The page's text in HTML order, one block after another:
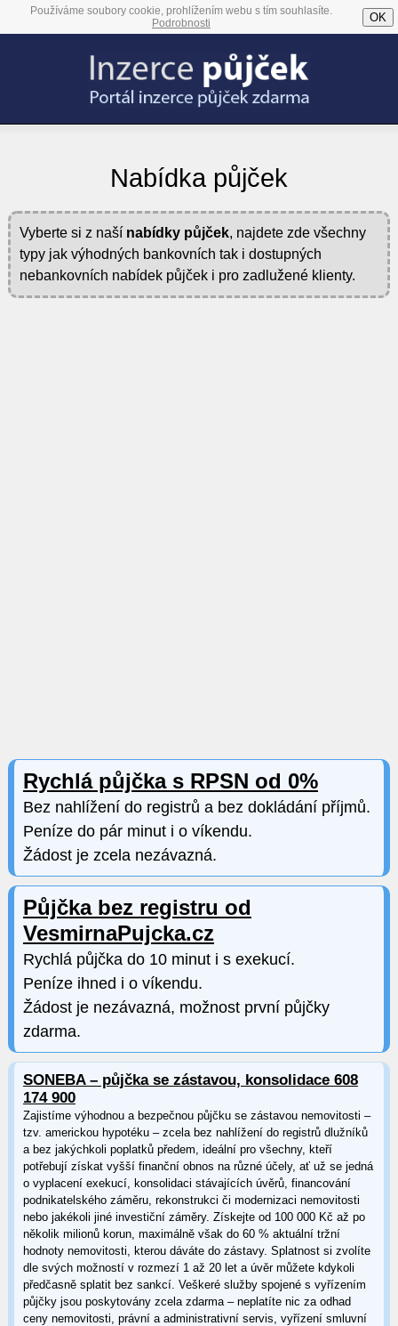
Používáme soubory cookie, prohlížením webu s tím souhlasíte.
Podrobnosti
OK
Nabídka půjček
Vyberte si z naší nabídky půjček, najdete zde všechny
typy jak výhodných bankovních tak i dostupných
nebankovních nabídek půjček i pro zadlužené klienty.
Rychlá půjčka s RPSN od 0%
Bez nahlížení do registrů a bez dokládání příjmů.
Peníze do pár minut i o víkendu.
Žádost je zcela nezávazná.
Půjčka bez registru od
VesmirnaPujcka.cz
Rychlá půjčka do 10 minut i s exekucí.
Peníze ihned i o víkendu.
Žádost je nezávazná, možnost první půjčky
zdarma.
SONEBA – půjčka se zástavou, konsolidace 608
174 900
Zajistíme výhodnou a bezpečnou půjčku se zástavou nemovitosti –
tzv. americkou hypotéku – zcela bez nahlížení do registrů dlužníků
a bez jakýchkoli poplatků předem, ideální pro všechny, kteří
potřebují získat vyšší finanční obnos na různé účely, ať už se jedná
o vyplacení exekucí, konsolidaci stávajících úvěrů, financování
podnikatelského záměru, rekonstrukci či modernizaci nemovitosti
nebo jakékoli jiné investiční záměry. Získejte od 100 000 Kč až po
několik milionů korun, maximálně však do 60 % aktuální tržní
hodnoty nemovitosti, kterou dáváte do zástavy. Splatnost si zvolíte
dle svých možností v rozmezí 1 až 20 let a úvěr můžete kdykoli
předčasně splatit bez sankcí. Veškeré služby spojené s vyřízením
půjčky jsou poskytovány zcela zdarma – neplatíte nic za odhad
ceny nemovitosti, právní a administrativní servis, vyřízení smluvní